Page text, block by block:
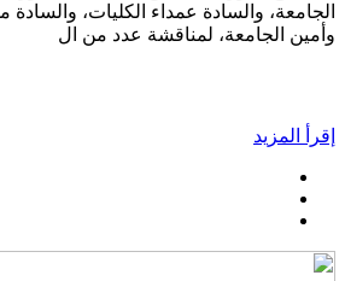
الجامعة، والسادة عمداء الكليات،
وأمين الجامعة، لمناقشة عدد من ال
إقرأ المزيد